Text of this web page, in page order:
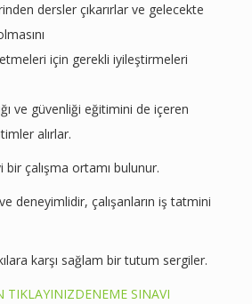
dersler çıkarırlar ve gelecekte
için gerekli iyileştirmeleri
ve güvenliği eğitimini de içeren
alırlar.
bir çalışma ortamı bulunur.
deneyimlidir, çalışanların iş tatmini
karşı sağlam bir tutum sergiler.
TIKLAYINIZDENEME SINAVI